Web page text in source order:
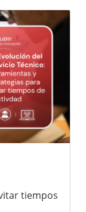
tiempos